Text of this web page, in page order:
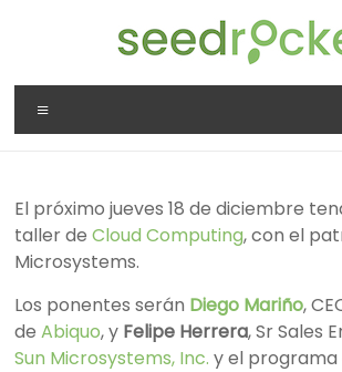
SeedRocket
La
que
nació
en
España
para
startups
El próximo jueves 18 de diciembre
taller de Cloud Computing, con el
Microsystems.
Los ponentes serán Diego Mariño,
deAbiquo, y Felipe Herrera, Sr Sales
Sun Microsystems, Inc. y el programa